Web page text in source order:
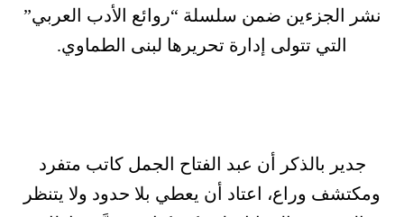
نشر الجزءين ضمن سلسلة “روائع الأدب العربي”
التي تتولى إدارة تحريرها لبنى الطماوي.
جدير بالذكر أن عبد الفتاح الجمل كاتب متفرد
ومكتشف وراع، اعتاد أن يعطي بلا حدود ولا يتنظر